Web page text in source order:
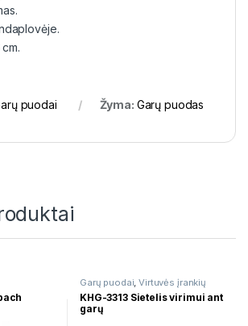
puodai Žyma: Garų puodas
Garų puodai,Virtuvės įrankių
rinkiniai
KHG-3313 Sietelis virimui ant
garų